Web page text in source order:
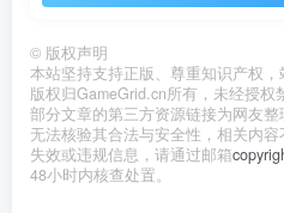
© 版权声明
本站坚持支持正版、尊重知识产权，
版权归GameGrid.cn所有，未经授权
部分文章的第三方资源链接为网友整
无法核验其合法与安全性，相关内容
失效或违规信息，请通过邮箱
48小时内核查处置。